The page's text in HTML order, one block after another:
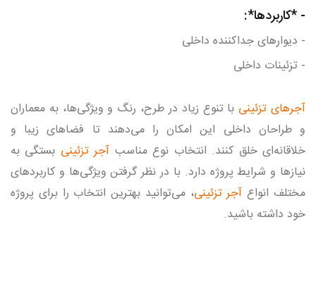
- *کاربردها*:
- دیوارهای جداکننده داخلی
- تزئینات داخلی
آجرهای تزئینی با تنوع زیاد در طرح، رنگ و ویژگی‌ها، به معماران
و طراحان داخلی این امکان را می‌دهند تا فضاهای زیبا و
خلاقانه‌ای خلق کنند. انتخاب نوع مناسب آجر تزئینی بستگی به
نیازها و شرایط پروژه دارد. با در نظر گرفتن ویژگی‌ها و کاربردهای
مختلف انواع آجر تزئینی، می‌توانید بهترین انتخاب را برای پروژه
خود داشته باشید.